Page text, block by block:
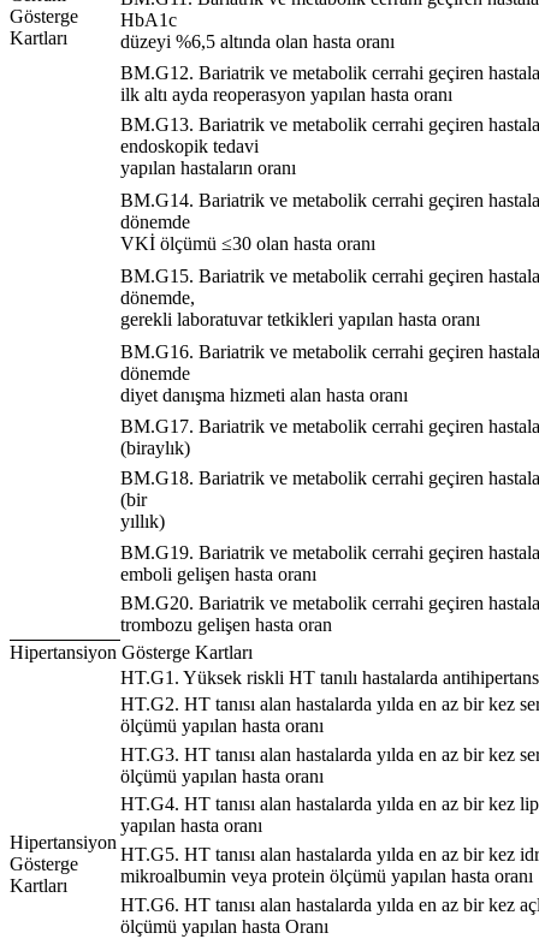
Gösterge
Kartları
HbA1c
düzeyi %6,5 altında olan hasta oranı
BM.G12. Bariatrik ve metabolik cerrahi geçiren
ilk altı ayda reoperasyon yapılan hasta oranı
BM.G13. Bariatrik ve metabolik cerrahi geçiren
endoskopik tedavi
yapılan hastaların oranı
BM.G14. Bariatrik ve metabolik cerrahi geçiren
dönemde
VKİ ölçümü ≤30 olan hasta oranı
BM.G15. Bariatrik ve metabolik cerrahi geçiren
dönemde,
gerekli laboratuvar tetkikleri yapılan hasta oranı
BM.G16. Bariatrik ve metabolik cerrahi geçiren
dönemde
diyet danışma hizmeti alan hasta oranı
BM.G17. Bariatrik ve metabolik cerrahi geçiren
(biraylık)
BM.G18. Bariatrik ve metabolik cerrahi geçiren
(bir
yıllık)
BM.G19. Bariatrik ve metabolik cerrahi geçiren
emboli gelişen hasta oranı
BM.G20. Bariatrik ve metabolik cerrahi geçiren
trombozu gelişen hasta oran
Hipertansiyon Gösterge Kartları
Hipertansiyon
Gösterge
Kartları
HT.G1. Yüksek riskli HT tanılı hastalarda
HT.G2. HT tanısı alan hastalarda yılda en az bir kez
ölçümü yapılan hasta oranı
HT.G3. HT tanısı alan hastalarda yılda en az bir kez
ölçümü yapılan hasta oranı
HT.G4. HT tanısı alan hastalarda yılda en az bir kez
yapılan hasta oranı
HT.G5. HT tanısı alan hastalarda yılda en az bir kez
mikroalbumin veya protein ölçümü yapılan hasta oranı
HT.G6. HT tanısı alan hastalarda yılda en az bir kez
ölçümü yapılan hasta Oranı